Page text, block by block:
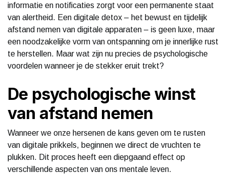
informatie en notificaties zorgt voor een permanente staat
van alertheid. Een digitale detox – het bewust en tijdelijk
afstand nemen van digitale apparaten – is geen luxe, maar
een noodzakelijke vorm van ontspanning om je innerlijke rust
te herstellen. Maar wat zijn nu precies de psychologische
voordelen wanneer je de stekker eruit trekt?
De psychologische winst
van afstand nemen
Wanneer we onze hersenen de kans geven om te rusten
van digitale prikkels, beginnen we direct de vruchten te
plukken. Dit proces heeft een diepgaand effect op
verschillende aspecten van ons mentale leven.